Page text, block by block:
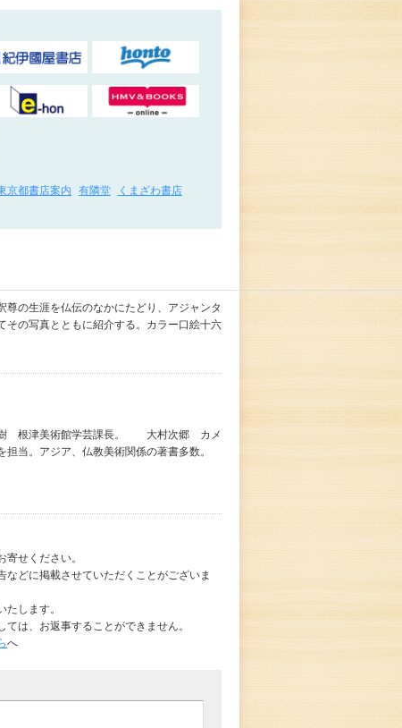
京都書店案内 有隣堂
くまざわ書店
の生涯を仏伝のなかにたどり、アジャンタ
その写真とともに紹介する。カラー口絵十六
樹 根津美術館学芸課長。 大村次郷 カメ
当。アジア、仏教美術関係の著書多数。
せください。
どに掲載させていただくことがございま
します。
は、お返事することができません。
へ